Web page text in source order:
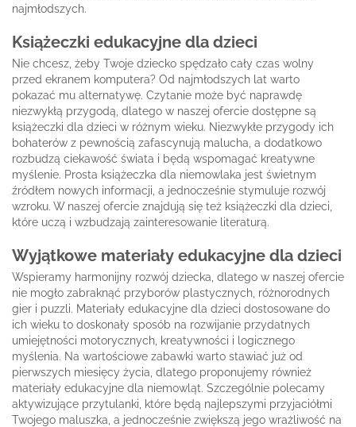
najmłodszych.
Książeczki edukacyjne dla dzieci
Nie chcesz, żeby Twoje dziecko spędzało cały czas wolny
przed ekranem komputera? Od najmłodszych lat warto
pokazać mu alternatywę. Czytanie może być naprawdę
niezwykłą przygodą, dlatego w naszej ofercie dostępne są
książeczki dla dzieci w różnym wieku. Niezwykłe przygody ich
bohaterów z pewnością zafascynują malucha, a dodatkowo
rozbudzą ciekawość świata i będą wspomagać kreatywne
myślenie. Prosta książeczka dla niemowlaka jest świetnym
źródłem nowych informacji, a jednocześnie stymuluje rozwój
wzroku. W naszej ofercie znajdują się też książeczki dla dzieci,
które uczą i wzbudzają zainteresowanie literaturą.
Wyjątkowe materiały edukacyjne dla dzieci
Wspieramy harmonijny rozwój dziecka, dlatego w naszej ofercie
nie mogło zabraknąć przyborów plastycznych, różnorodnych
gier i puzzli. Materiały edukacyjne dla dzieci dostosowane do
ich wieku to doskonały sposób na rozwijanie przydatnych
umiejętności motorycznych, kreatywności i logicznego
myślenia. Na wartościowe zabawki warto stawiać już od
pierwszych miesięcy życia, dlatego proponujemy również
materiały edukacyjne dla niemowląt. Szczególnie polecamy
aktywizujące przytulanki, które będą najlepszymi przyjaciółmi
Twojego maluszka, a jednocześnie zwiększą jego wrażliwość na